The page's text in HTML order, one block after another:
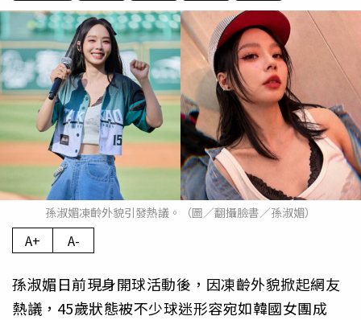
孫淑媚凍齡外貌引發熱議。（圖／翻攝臉書／孫淑媚）
A+ A-
孫淑媚日前現身開球活動後，因凍齡外貌掀起網友
熱議，45歲狀態被不少球迷形容宛如韓國女團成